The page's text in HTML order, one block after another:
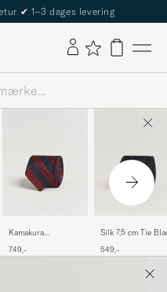
Passport
Kamakura
Regimental Stripe
749,-
Silk 7,5 cm Tie
549,-